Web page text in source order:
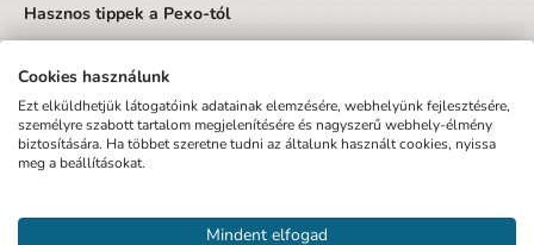
Hasznos tippek a Pexo-tól
Küldés
Elfogadom az Adatvédelmi tájékoztatót és hozzájárulok, hogy
Cookies használunk
Ezt elküldhetjük látogatóink adatainak elemzésére, webhelyünk fejlesztésére,
személyre szabott tartalom megjelenítésére és nagyszerű webhely-élmény
biztosítására. Ha többet szeretne tudni az általunk használt cookies, nyissa
meg a beállításokat.
Mindent elfogad